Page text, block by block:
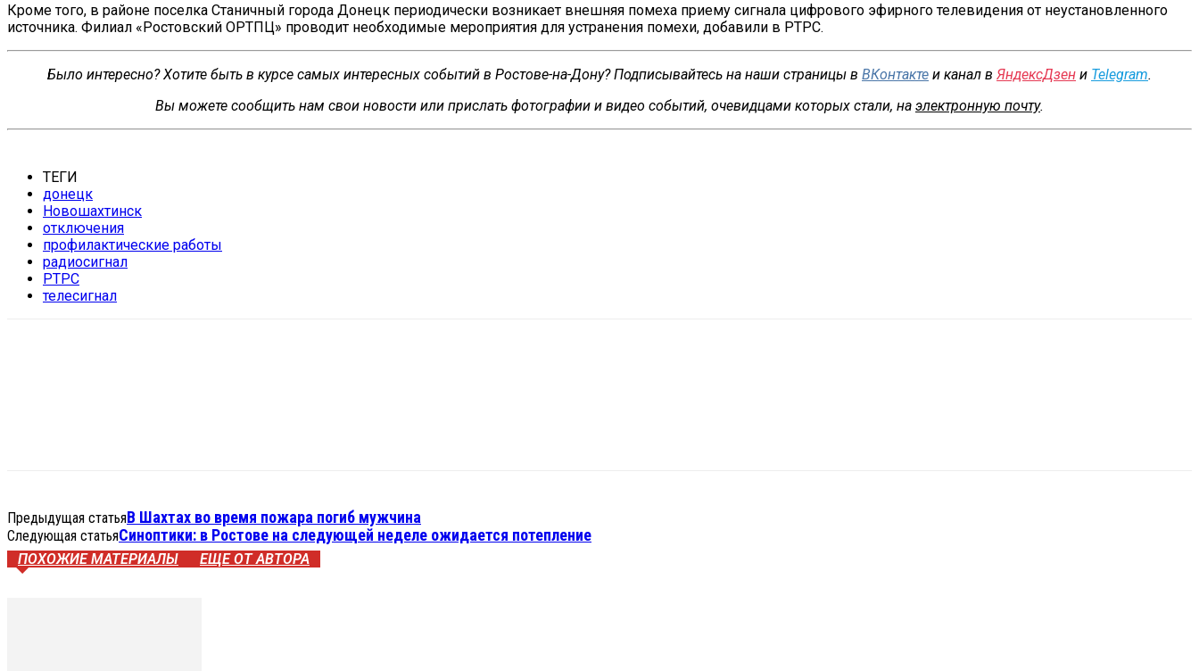
Кроме того, в районе поселка Станичный города Донецк периодически возникает внешняя помеха приему сигнала цифрового эфирного телевидения от неустановленного
источника. Филиал «Ростовский ОРТПЦ» проводит необходимые мероприятия для устранения помехи, добавили в РТРС.
Было интересно? Хотите быть в курсе самых интересных событий в Ростове-на-Дону? Подписывайтесь на наши страницы в ВКонтакте и канал в ЯндексДзен и Telegram.
Вы можете сообщить нам свои новости или прислать фотографии и видео событий, очевидцами которых стали, на электронную почту.
ТЕГИ
донецк
Новошахтинск
отключения
профилактические работы
радиосигнал
РТРС
телесигнал
Предыдущая статьяВ Шахтах во время пожара погиб мужчина
Следующая статьяСиноптики: в Ростове на следующей неделе ожидается потепление
ПОХОЖИЕ МАТЕРИАЛЫ ЕЩЕ ОТ АВТОРА